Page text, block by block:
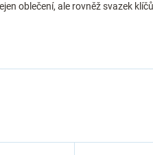
oblečení, ale rovněž svazek